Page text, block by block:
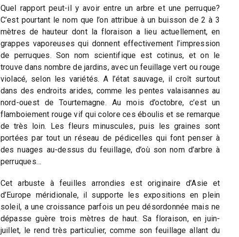
Quel rapport peut-il y avoir entre un arbre et une perruque?
C’est pourtant le nom que l’on attribue à un buisson de 2 à 3
mètres de hauteur dont la floraison a lieu actuellement, en
grappes vaporeuses qui donnent effectivement l’impression
de perruques. Son nom scientifique est cotinus, et on le
trouve dans nombre de jardins, avec un feuillage vert ou rouge
violacé, selon les variétés. A l’état sauvage, il croît surtout
dans des endroits arides, comme les pentes valaisannes au
nord-ouest de Tourtemagne. Au mois d’octobre, c’est un
flamboiement rouge vif qui colore ces éboulis et se remarque
de très loin. Les fleurs minuscules, puis les graines sont
portées par tout un réseau de pédicelles qui font penser à
des nuages au-dessus du feuillage, d’où son nom d’arbre à
perruques…
Cet arbuste à feuilles arrondies est originaire d’Asie et
d’Europe méridionale, il supporte les expositions en plein
soleil, a une croissance parfois un peu désordonnée mais ne
dépasse guère trois mètres de haut. Sa floraison, en juin-
juillet, le rend très particulier, comme son feuillage allant du